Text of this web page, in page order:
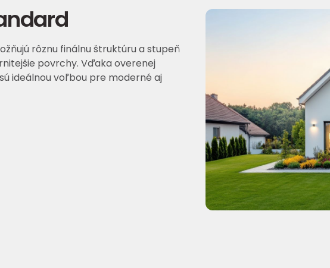
rôznu finálnu štruktúru a stupeň
povrchy. Vďaka overenej
ideálnou voľbou pre moderné aj